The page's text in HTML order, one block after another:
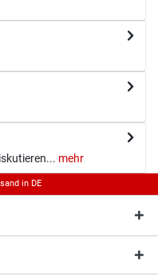
mehr
in DE